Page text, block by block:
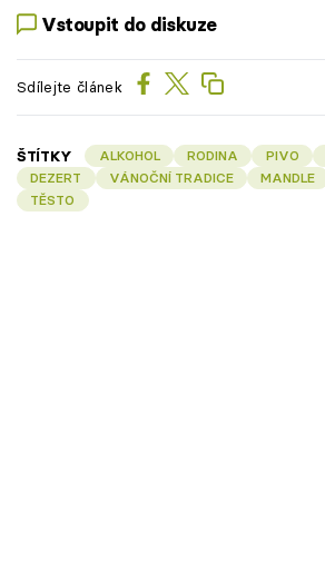
Vstoupit do diskuze
Sdílejte článek
ŠTÍTKY ALKOHOL RODINA PIVO
DEZERT
VÁNOČNÍ TRADICE MANDLE
TĚSTO